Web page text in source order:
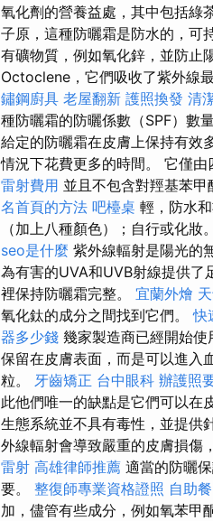
氧化劑的營養益處，其中包括綠
子原，這種防曬霜是防水的，可
有礦物質，例如氧化鋅，並防止
Octoclene，它們吸收了紫外線
鏽鋼廚具 老屋翻新 護照換發 清
種防曬霜的防曬係數（SPF）數
給定的防曬霜在皮膚上保持有效
情況下花費更多的時間。 它僅由
雷射費用 並且不包含對羥基苯
名首頁的方法 吧檯桌 輕，防水
（加上八種顏色）；自行或化妝。
seo是什麼 紫外線輻射是陽光的
為有害的UVA和UVB射線提供了
裡保持防曬霜完整。 宜蘭外燴
氧化鈦的成分之間找到它們。快
器多少錢 幾家製造商已經開始
保留在皮膚表面，而是可以進入
粒。 牙齒矯正 台中眼科 辦護照
此他們唯一的缺點是它們可以在
生態系統並不具有毒性，並提供
外線輻射會導致嚴重的皮膚損傷
雷射 高雄律師推薦 適當的防曬
要。 整復師專業資格證照 自助餐
加，儘管有些成分，例如氧苯甲